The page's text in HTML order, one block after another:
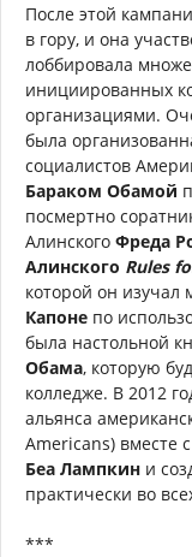
После этой
в гору, и она
лоббировала
инициированных
организациями.
была
социалистов
Бараком Обамой
посмертно
Алинского Фреда
Алинского Rules
которой он изучал
Капоне по
была настольной
Обама, которую
колледже. В 2012
альянса
Americans) вместе
Беа Лампкин и
практически во
***